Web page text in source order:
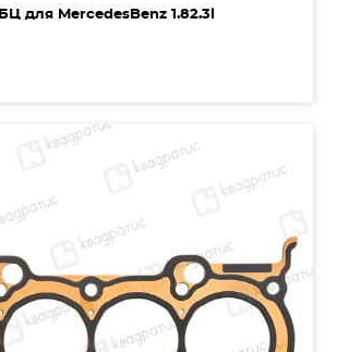
для MercedesBenz 1.82.3l